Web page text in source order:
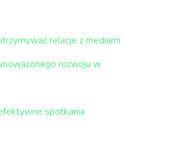
relacje z mediami
rozwoju w
spotkania